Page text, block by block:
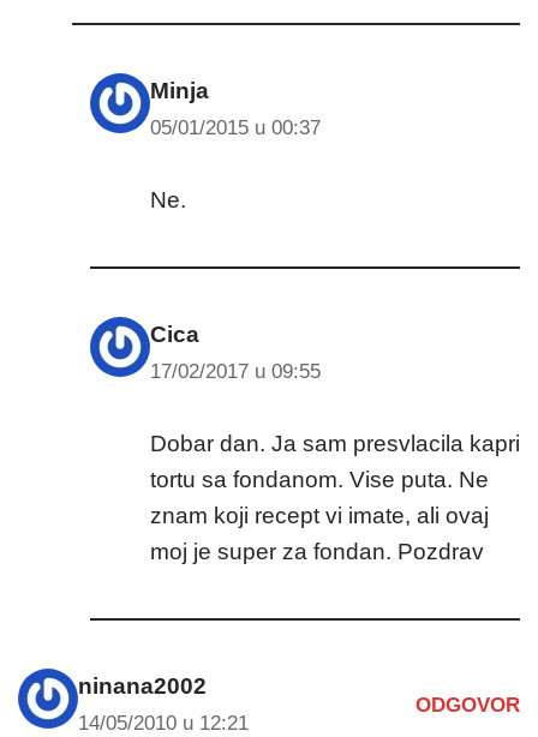
Minja
05/01/2015 u 00:37
Ne.
Cica
17/02/2017 u 09:55
Dobar dan. Ja sam presvlacila kapri
tortu sa fondanom. Vise puta. Ne
znam koji recept vi imate, ali ovaj
moj je super za fondan. Pozdrav
ninana2002
14/05/2010 u 12:21
ODGOVOR